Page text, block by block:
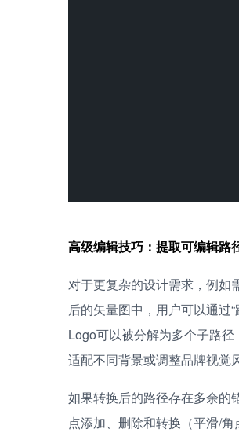
高级编辑技巧：提取可编辑路
对于更复杂的设计需求，例如
后的矢量图中，用户可以通过
Logo可以被分解为多个子路
适配不同背景或调整品牌视觉
如果转换后的路径存在多余的
点添加、删除和转换（平滑/